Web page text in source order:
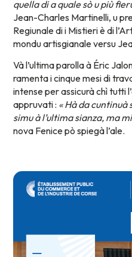
quella di a quale sò u più
Jean-Charles Martinelli, u
Regiunale di i Mistieri è di
mondu artisgianale versu
Và l’ultima parolla à Éric
ramenta i cinque mesi di
intense per assicurà chì tutti
appruvati : « Hà da
simu à l’ultima sianza, ma
nova Fenice pò spiegà l’ale.